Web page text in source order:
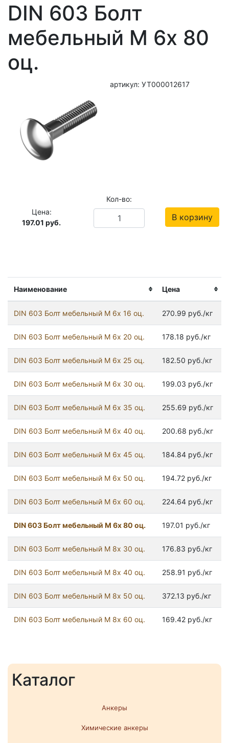
Каталог
Анкеры
Химические анкеры
Наименование Цена
DIN 603 Болт мебельный М 6х 16 оц. 270.99 руб./кг
DIN 603 Болт мебельный М 6х 20 оц. 178.18 руб./кг
DIN 603 Болт мебельный М 6х 25 оц. 182.50 руб./кг
DIN 603 Болт мебельный М 6х 30 оц. 199.03 руб./кг
DIN 603 Болт мебельный М 6х 35 оц. 255.69 руб./кг
DIN 603 Болт мебельный М 6х 40 оц. 200.68 руб./кг
DIN 603 Болт мебельный М 6х 45 оц. 184.84 руб./кг
DIN 603 Болт мебельный М 6х 50 оц. 194.72 руб./кг
DIN 603 Болт мебельный М 6х 60 оц. 224.64 руб./кг
DIN 603 Болт мебельный М 6х 80 оц. 197.01 руб./кг
DIN 603 Болт мебельный М 8х 30 оц. 176.83 руб./кг
DIN 603 Болт мебельный М 8х 40 оц. 258.91 руб./кг
DIN 603 Болт мебельный М 8х 50 оц. 372.13 руб./кг
DIN 603 Болт мебельный М 8х 60 оц. 169.42 руб./кг
DIN 603 Болт
мебельный М 6х 80
оц.
артикул: УТ000012617
Цена:
197.01 руб.
Кол-во:
В корзину